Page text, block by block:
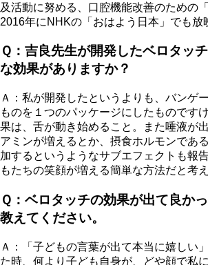
及活動に努める、口腔機能改善のための
2016年にNHKの「おはよう日本」でも放
Ｑ：吉良先生が開発したベロタッ
な効果がありますか？
Ａ：私が開発したというよりも、バンゲ
ものを１つのパッケージにしたものです
果は、舌が動き始めること。また唾液が
アミンが増えるとか、摂食ホルモンであ
加するというようなサブエフェクトも報
もたちの笑顔が増える簡単な方法だと考
Ｑ：ベロタッチの効果が出て良か
教えてください。
Ａ：「子どもの言葉が出て本当に嬉しい
た時、何より子ども自身が、どや顔で私